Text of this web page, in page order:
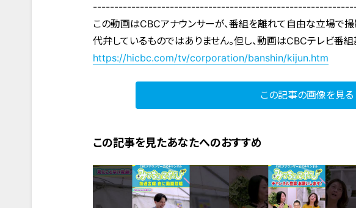
この動画はCBCアナウンサーが、番組を離れて自由な立場で
代弁しているものではありません。但し、動画はCBCテレビ番
https://hicbc.com/tv/corporation/banshin/kijun.htm
この記事の画像を見る
この記事を見たあなたへのおすすめ